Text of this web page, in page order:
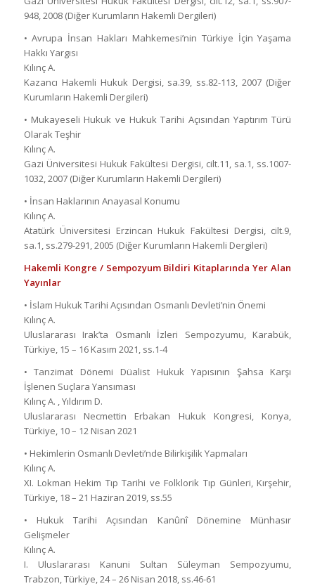
948, 2008 (Diğer Kurumların Hakemli Dergileri)
• Avrupa İnsan Hakları Mahkemesi’nin Türkiye İçin Yaşama
Hakkı Yargısı
Kılınç A.
Kazancı Hakemli Hukuk Dergisi, sa.39, ss.82-113, 2007 (Diğer
Kurumların Hakemli Dergileri)
• Mukayeseli Hukuk ve Hukuk Tarihi Açısından Yaptırım Türü
Olarak Teşhir
Kılınç A.
Gazi Üniversitesi Hukuk Fakültesi Dergisi, cilt.11, sa.1, ss.1007-
1032, 2007 (Diğer Kurumların Hakemli Dergileri)
• İnsan Haklarının Anayasal Konumu
Kılınç A.
Atatürk Üniversitesi Erzincan Hukuk Fakültesi Dergisi, cilt.9,
sa.1, ss.279-291, 2005 (Diğer Kurumların Hakemli Dergileri)
Hakemli Kongre / Sempozyum Bildiri Kitaplarında Yer Alan
Yayınlar
• İslam Hukuk Tarihi Açısından Osmanlı Devleti’nin Önemi
Kılınç A.
Uluslararası Irak’ta Osmanlı İzleri Sempozyumu, Karabük,
Türkiye, 15 – 16 Kasım 2021, ss.1-4
• Tanzimat Dönemi Düalist Hukuk Yapısının Şahsa Karşı
İşlenen Suçlara Yansıması
Kılınç A. , Yıldırım D.
Uluslararası Necmettin Erbakan Hukuk Kongresi, Konya,
Türkiye, 10 – 12 Nisan 2021
• Hekimlerin Osmanlı Devleti’nde Bilirkişilik Yapmaları
Kılınç A.
XI. Lokman Hekim Tıp Tarihi ve Folklorik Tıp Günleri, Kırşehir,
Türkiye, 18 – 21 Haziran 2019, ss.55
• Hukuk Tarihi Açısından Kanûnî Dönemine Münhasır
Gelişmeler
Kılınç A.
I. Uluslararası Kanuni Sultan Süleyman Sempozyumu,
Trabzon, Türkiye, 24 – 26 Nisan 2018, ss.46-61